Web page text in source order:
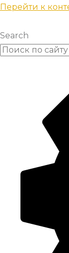
Перейти к
Search